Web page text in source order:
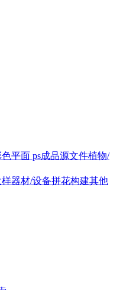
色平面 ps成品源文件植物/
样器材/设备拼花构建其他